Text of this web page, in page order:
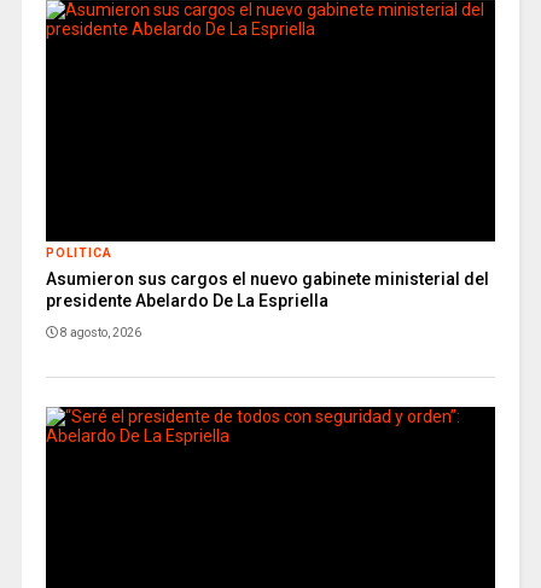
POLITICA
Asumieron sus cargos el nuevo gabinete ministerial del
presidente Abelardo De La Espriella
8 agosto, 2026